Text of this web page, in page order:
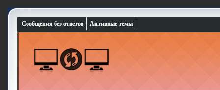
Сообщения без ответов Активные темы